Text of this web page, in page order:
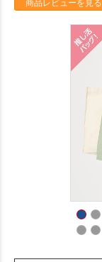
商品レビューを見る